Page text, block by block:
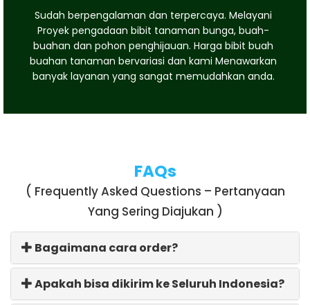
Sudah berpengalaman dan terpercaya. Melayani
Proyek pengadaan bibit tanaman bunga, buah-
buahan dan pohon penghijauan. Harga bibit buah
buahan tanaman bervariasi dan kami Menawarkan
banyak layanan yang sangat memudahkan anda.
FAQs
( Frequently Asked Questions – Pertanyaan
Yang Sering Diajukan )
Bagaimana cara order?
Apakah bisa dikirim ke Seluruh Indonesia?